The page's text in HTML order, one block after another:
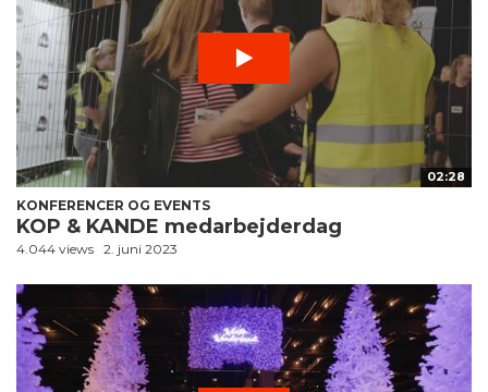
02:28
KONFERENCER OG EVENTS
KOP & KANDE medarbejderdag
4.044 views 2. juni 2023